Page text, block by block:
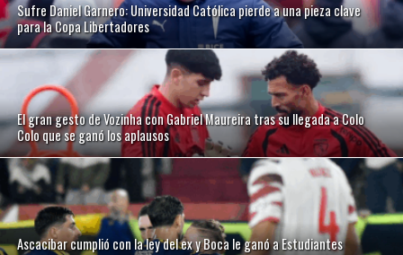
Sufre Daniel Garnero: Universidad Católica pierde a una pieza clave
para la Copa Libertadores
El gran gesto de Vozinha con Gabriel Maureira tras su llegada a Colo
Colo que se ganó los aplausos
Ascacibar cumplió con la ley del ex y Boca le ganó a Estudiantes